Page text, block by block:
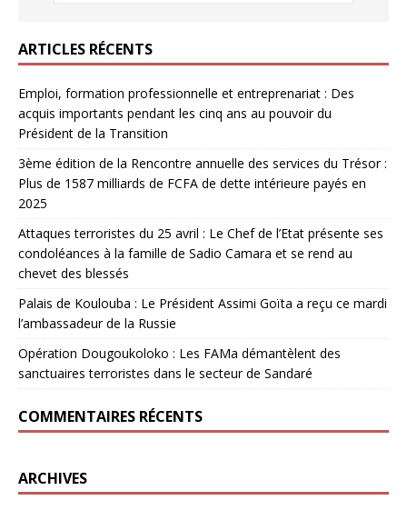
ARTICLES RÉCENTS
Emploi, formation professionnelle et entreprenariat : Des
acquis importants pendant les cinq ans au pouvoir du
Président de la Transition
3ème édition de la Rencontre annuelle des services du Trésor :
Plus de 1587 milliards de FCFA de dette intérieure payés en
2025
Attaques terroristes du 25 avril : Le Chef de l’Etat présente ses
condoléances à la famille de Sadio Camara et se rend au
chevet des blessés
Palais de Koulouba : Le Président Assimi Goïta a reçu ce mardi
l’ambassadeur de la Russie
Opération Dougoukoloko : Les FAMa démantèlent des
sanctuaires terroristes dans le secteur de Sandaré
COMMENTAIRES RÉCENTS
ARCHIVES